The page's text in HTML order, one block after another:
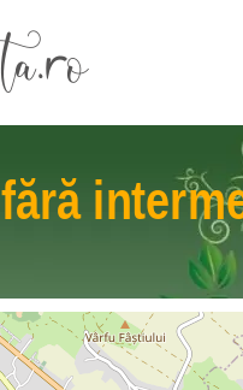
fără